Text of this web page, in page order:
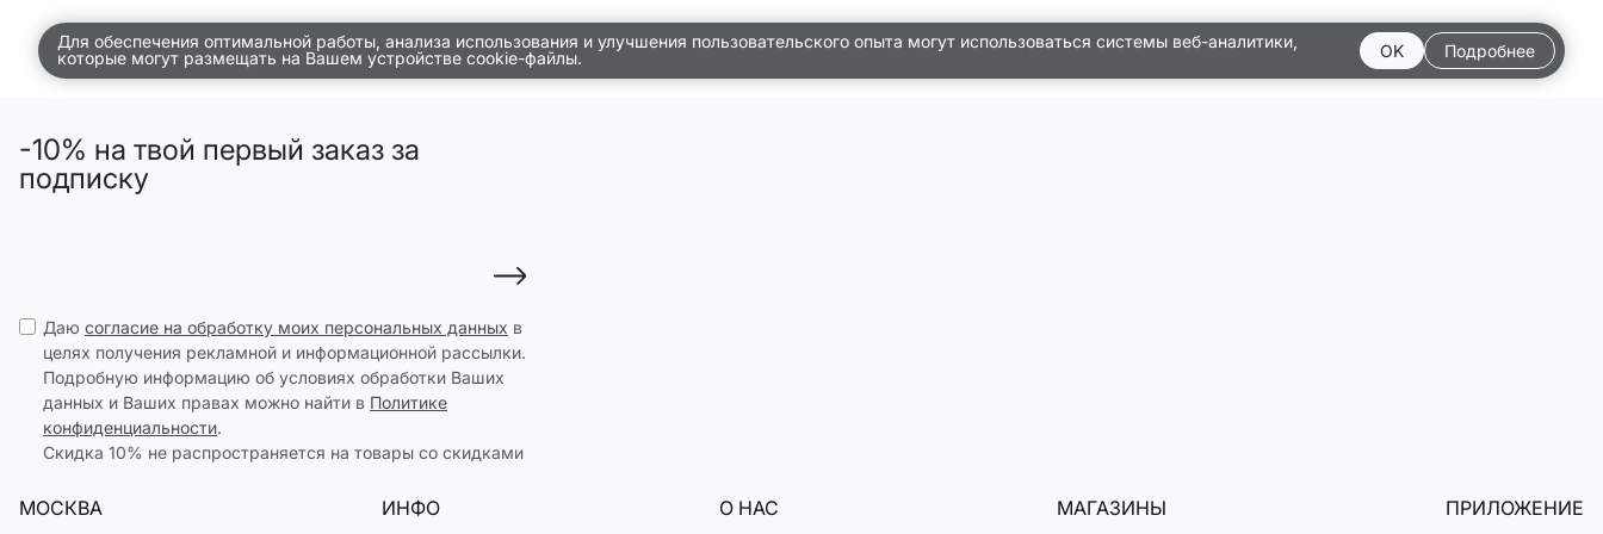
ВСЕЛЕННАЯ ВИГГЕ
СКОРО В ПРОДАЖЕ
ПОДАРОЧНЫЕ СЕРТИФИКАТЫ
Для обеспечения оптимальной работы, анализа использования и улучшения пользовательского опыта могут использоваться системы веб-аналитики,
которые могут размещать на Вашем устройстве cookie-файлы.
OK Подробнее
-10% на твой первый заказ за
подписку
Даю согласие на обработку моих персональных данных в
целях получения рекламной и информационной рассылки.
Подробную информацию об условиях обработки Ваших
данных и Ваших правах можно найти в Политике
конфиденциальности.
Скидка 10% не распространяется на товары со скидками
МОСКВА ИНФО О НАС МАГАЗИНЫ ПРИЛОЖЕНИЕ